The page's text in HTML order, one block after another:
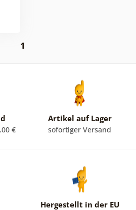
1
€
Artikel auf Lager
sofortiger Versand
Hergestellt in der EU